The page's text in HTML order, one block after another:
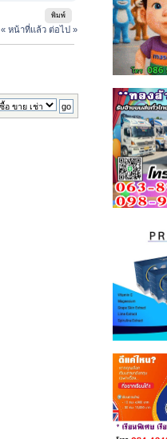
พิมพ์
« หน้าที่แล้ว ต่อไป »